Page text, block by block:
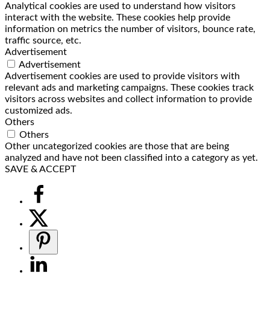
Analytical cookies are used to understand how visitors
interact with the website. These cookies help provide
information on metrics the number of visitors, bounce rate,
traffic source, etc.
Advertisement
Advertisement
Advertisement cookies are used to provide visitors with
relevant ads and marketing campaigns. These cookies track
visitors across websites and collect information to provide
customized ads.
Others
Others
Other uncategorized cookies are those that are being
analyzed and have not been classified into a category as yet.
SAVE & ACCEPT